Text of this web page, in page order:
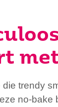
trendy
no-bake